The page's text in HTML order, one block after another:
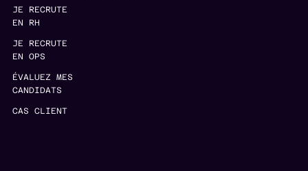
JE RECRUTE
EN RH
JE RECRUTE
EN OPS
ÉVALUEZ MES
CANDIDATS
CAS CLIENT